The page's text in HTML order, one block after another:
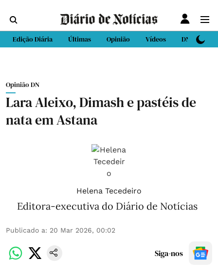
Edição Diária Últimas Opinião Vídeos DN Sport
Opinião DN
Lara Aleixo, Dimash e pastéis de
nata em Astana
Helena Tecedeiro
Editora-executiva do Diário de Notícias
Publicado a: 20 Mar 2026, 00:02
Siga-nos